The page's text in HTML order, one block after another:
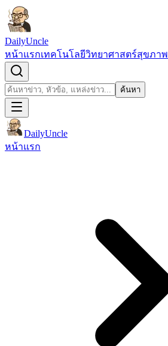
ข้ามไปยังเนื้อหา
DailyUncle
หน้าแรกเทคโนโลยีวิทยาศาสตร์สุขภาพ
ค้นหา ค้นหา
DailyUncle
หน้าแรก